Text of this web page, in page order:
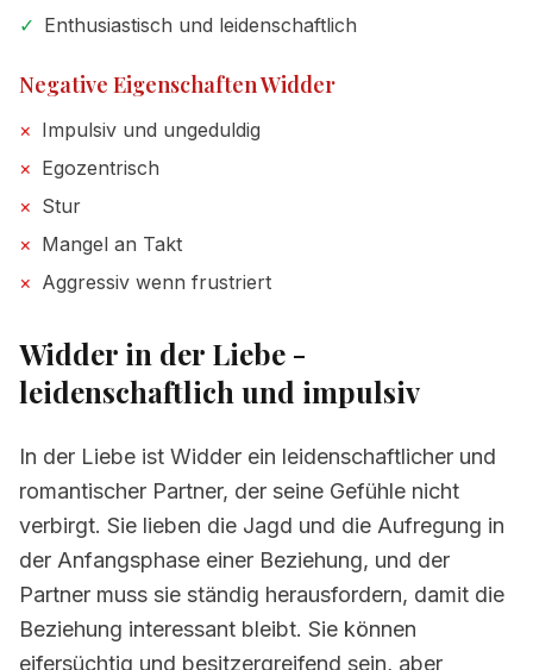
✓ Enthusiastisch und leidenschaftlich
Negative Eigenschaften Widder
× Impulsiv und ungeduldig
× Egozentrisch
× Stur
× Mangel an Takt
× Aggressiv wenn frustriert
Widder in der Liebe -
leidenschaftlich und impulsiv
In der Liebe ist Widder ein leidenschaftlicher und
romantischer Partner, der seine Gefühle nicht
verbirgt. Sie lieben die Jagd und die Aufregung in
der Anfangsphase einer Beziehung, und der
Partner muss sie ständig herausfordern, damit die
Beziehung interessant bleibt. Sie können
eifersüchtig und besitzergreifend sein, aber